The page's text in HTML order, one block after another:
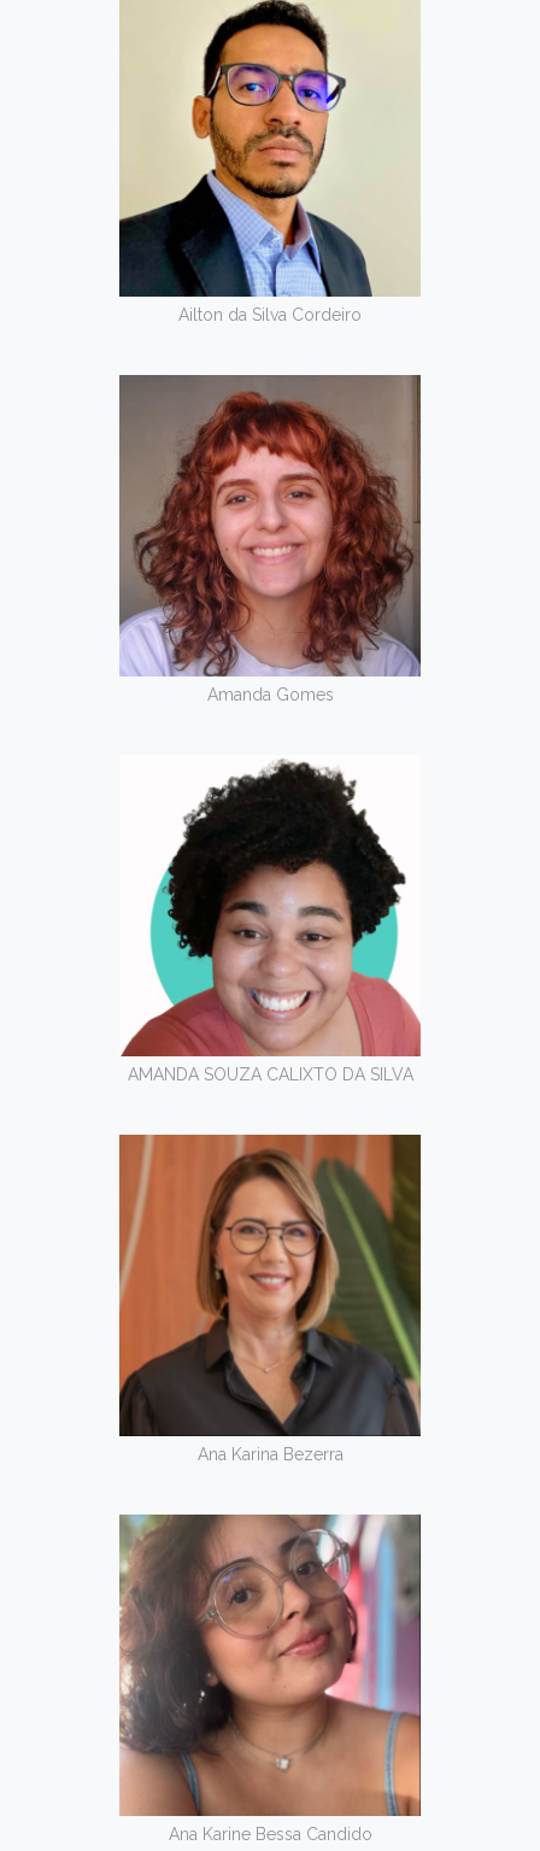
Ailton da Silva Cordeiro
Amanda Gomes
AMANDA SOUZA CALIXTO DA SILVA
Ana Karina Bezerra
Ana Karine Bessa Candido